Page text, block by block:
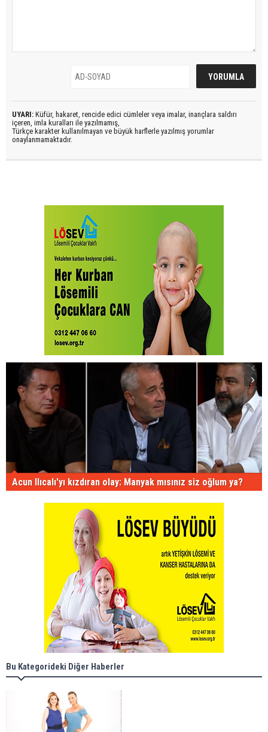
UYARI: Küfür, hakaret, rencide edici cümleler veya imalar, inançlara saldırı
içeren, imla kuralları ile yazılmamış,
Türkçe karakter kullanılmayan ve büyük harflerle yazılmış yorumlar
onaylanmamaktadır.
Acun Ilıcalı'yı kızdıran olay: Manyak mısınız siz oğlum ya?
Bu Kategorideki Diğer Haberler